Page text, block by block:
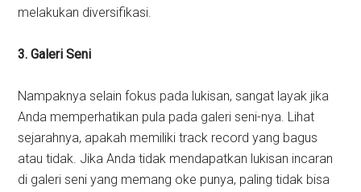
melakukan diversifikasi.
3. Galeri Seni
Nampaknya selain fokus pada lukisan, sangat layak jika
Anda memperhatikan pula pada galeri seni-nya. Lihat
sejarahnya, apakah memiliki track record yang bagus
atau tidak. Jika Anda tidak mendapatkan lukisan incaran
di galeri seni yang memang oke punya, paling tidak bisa